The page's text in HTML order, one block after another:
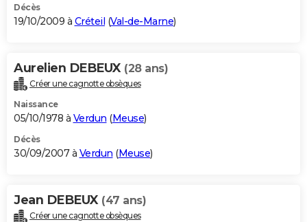
Décès
19/10/2009 à Créteil (Val-de-Marne)
Aurelien DEBEUX (28 ans)
Créer une cagnotte obsèques
Naissance
05/10/1978 à Verdun (Meuse)
Décès
30/09/2007 à Verdun (Meuse)
Jean DEBEUX (47 ans)
Créer une cagnotte obsèques